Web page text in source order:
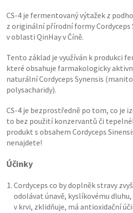
CS-4 je fermentovaný výtažek z
z originální přírodní formy Cordyceps
v oblasti QinHay v Číně.
Tento základ je využíván k produkci
které obsahuje farmakologicky
naturální Cordyceps Synensis
polysacharidy).
CS-4 je bezprostředně po tom, co je
to bez použití konzervantů či
produkt s obsahem Cordyceps
nenajdete!
Účinky
Cordyceps co by doplněk stravy
odolávat únavě, kyslíkovému
v krvi, zklidňuje, má antioxidační